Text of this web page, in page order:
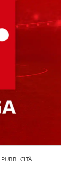
PUBBLICITÀ